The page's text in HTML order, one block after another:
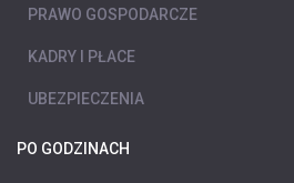
PRAWO GOSPODARCZE
KADRY I PŁACE
UBEZPIECZENIA
PO GODZINACH